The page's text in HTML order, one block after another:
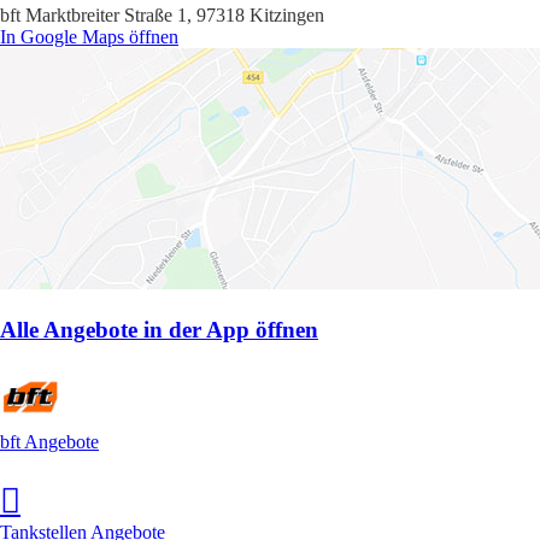
bft Marktbreiter Straße 1, 97318 Kitzingen
In Google Maps öffnen
Alle Angebote in der App öffnen
bft Angebote
Tankstellen Angebote